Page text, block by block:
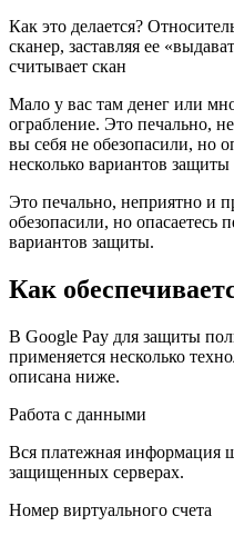
Как это делается?
сканер, заставляя ее
считывает скан
Мало у вас там денег или
ограбление. Это печально,
вы себя не обезопасили, но
несколько вариантов защиты
Это печально, неприятно и
обезопасили, но опасаетесь
вариантов защиты.
Как
В Google Pay для защиты
применяется несколько
описана ниже.
Работа с данными
Вся платежная информация
защищенных серверах.
Номер виртуального счета